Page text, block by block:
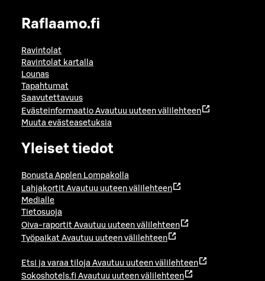
Raflaamo.fi
Ravintolat
Ravintolat kartalla
Lounas
Tapahtumat
Saavutettavuus
Evästeinformaatio Avautuu uuteen välilehteen
Muuta evästeasetuksia
Yleiset tiedot
Bonusta Applen Lompakolla
Lahjakortit Avautuu uuteen välilehteen
Medialle
Tietosuoja
Oiva-raportit Avautuu uuteen välilehteen
Työpaikat Avautuu uuteen välilehteen
Etsi ja varaa tiloja Avautuu uuteen välilehteen
Sokoshotels.fi Avautuu uuteen välilehteen